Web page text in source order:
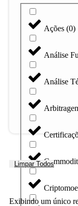
Ações (0)
Análise
Análise
Limpar Todos
Exibindo um único